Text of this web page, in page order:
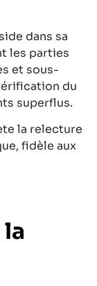
dans sa
les parties
et sous-
du
superflus.
la relecture
fidèle aux